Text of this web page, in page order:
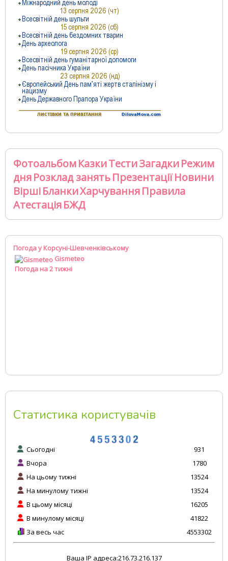
ФотоальбомКазкиТестиЗагадкиРежим
дняРозклад занятьПрезентаціїНовини
ВіршіБланкиХарчуванняПравила
АтестаціяБЖД
Погода у Корсуні-Шевченківському
Gismeteo
Погода на 2 тижні
Статистика користувачів
Сьогодні
Вчора
На цьому тижні
На минулому тижні
В цьому місяці
В минулому місяці
За весь час
931
1780
13524
13524
16205
41822
4553302
Ваша IP адреса:216.73.216.137